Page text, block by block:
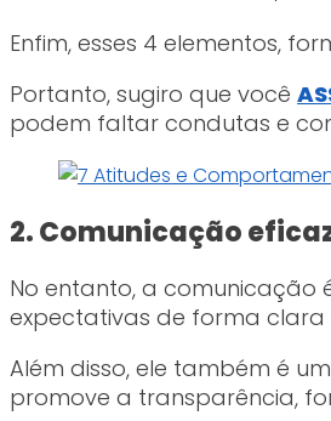
Enfim, esses 4 elementos,
Portanto, sugiro que você
podem faltar condutas e
2. Comunicação
No entanto, a comunicação
expectativas de forma clara
Além disso, ele também é
promove a transparência,